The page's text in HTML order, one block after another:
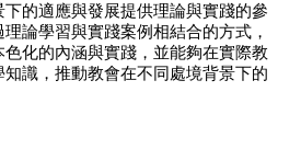
的適應與發展提供理論與實踐的參
論學習與實踐案例相結合的方式，
化的內涵與實踐，並能夠在實際教
識，推動教會在不同處境背景下的